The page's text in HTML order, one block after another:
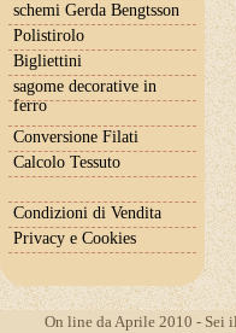
schemi Gerda Bengtsson
Polistirolo
Bigliettini
sagome decorative in
ferro
Conversione Filati
Calcolo Tessuto
Condizioni di Vendita
Privacy e Cookies
On line da Aprile 2010 - Sei